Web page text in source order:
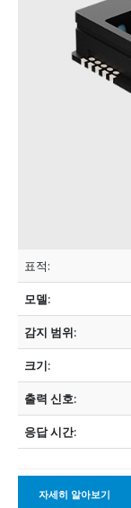
표적:
모델:
감지 범위:
크기:
출력 신호:
응답 시간:
자세히 알아보기